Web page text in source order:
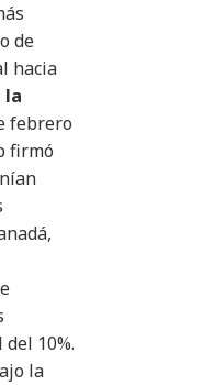
de
hacia
la
febrero
firmó
10%.
la